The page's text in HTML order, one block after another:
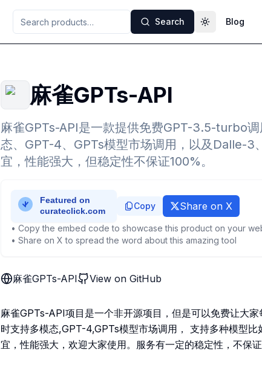
Search Toggle theme
Blog
麻雀GPTs-API
麻雀GPTs-API是一款提供免费GPT-3.5-turbo
态、GPT-4、GPTs模型市场调用，以及Dalle-3
宜，性能强大，但稳定性不保证100%。
Copy Share on X
• Copy the embed code to showcase this product on your
• Share on X to spread the word about this amazing tool
麻雀GPTs-API View on GitHub
麻雀GPTs-API项目是一个非开源项目，但是可以免费让大
时支持多模态,GPT-4,GPTs模型市场调用， 支持多种模型
宜，性能强大，欢迎大家使用。服务有一定的稳定性，不保证